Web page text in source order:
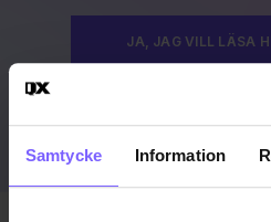
Samtycke Information
JA, JAG VILL LÄSA
LOGGA IN